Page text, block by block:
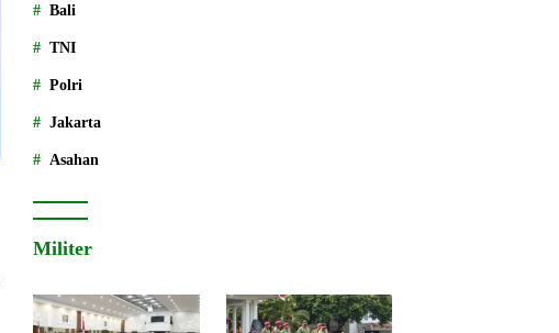
Bali
TNI
Polri
Jakarta
Asahan
Militer